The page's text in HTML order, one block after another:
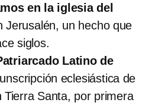
en la iglesia del
Jerusalén, un hecho que
siglos.
Latino de
eclesiástica de
Tierra Santa, por primera